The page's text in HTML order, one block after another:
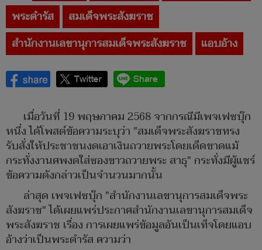
พระดำรัส
สมเด็จพระสังฆราช
สำนักงานเลขานุการสมเด็จพระสังฆราช
แอบอ้าง
เมื่อวันที่ 19 พฤษภาคม 2568 จากกรณีมีเพจเฟซบุ๊ก
หนึ่ง ได้โพสต์ข้อความระบุว่า "สมเด็จพระสังฆราชทรง
รับสั่งให้ประชาชนงดเอาเงินถวายพระโดยเด็ดขาดแม้
กระทั่งงานศพงดใส่ซองขาวถวายพระ สาธุ" กระทั่งมีผู้แชร์
ข้อความดังกล่าวเป็นจำนวนมากนั้น
ล่าสุด เพจเฟซบุ๊ก "สำนักงานเลขานุการสมเด็จพระ
สังฆราช" ได้เผยแพร่ประกาศสำนักงานเลขานุการสมเด็จ
พระสังฆราช เรื่อง การเผยแพร่ข้อมูลอันเป็นเท็จโดยแอบ
อ้างว่าเป็นพระดำรัส ความว่า